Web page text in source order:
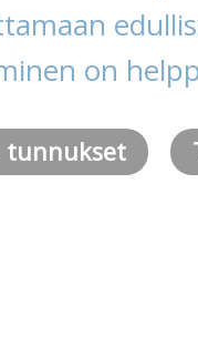
on
tunnukset